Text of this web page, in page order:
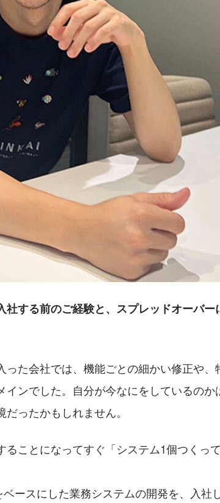
社する前のご経験と、スプレッドオーバー
った会社では、機能ごとの細かい修正や、
インでした。自分が今なにをしているの
ったかもしれません。
ることになってすぐ「システム1個つくっ
ースにした業務システムの開発を、入社